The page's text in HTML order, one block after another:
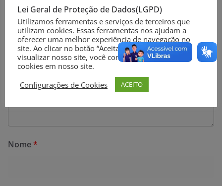
Comentário*
Nome*
Lei Geral de Proteção de Dados(LGPD)
Utilizamos ferramentas e serviços de terceiros que
utilizam cookies. Essas ferramentas nos ajudam a
oferecer uma melhor experiência de navegação no
site. Ao clicar no botão “Aceitar” ou continuar a
visualizar nosso site, você concorda com o uso de
cookies em nosso site.
Configurações de Cookies
ACEITO